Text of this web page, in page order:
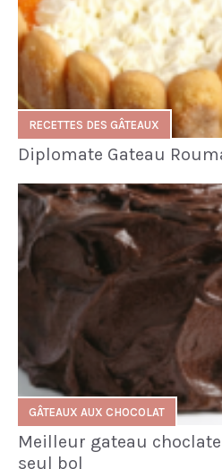
RECETTES DES GÂTEAUX
Diplomate Gateau
GÂTEAUX AUX CHOCOLAT
Meilleur gateau
seul bol